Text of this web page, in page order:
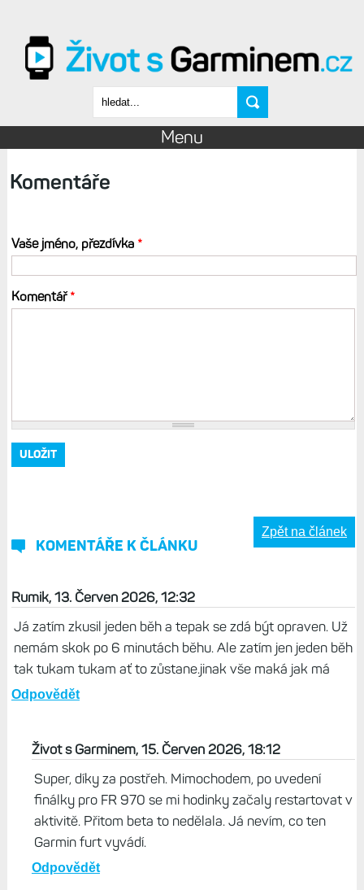
Vyhledávání
Menu
Komentáře
Vaše jméno, přezdívka *
Komentář*
KOMENTÁŘE K ČLÁNKU
Zpět na článek
Rumik, 13. Červen 2026, 12:32
Já zatím zkusil jeden běh a tepak se zdá být opraven. Už
nemám skok po 6 minutách běhu. Ale zatím jen jeden běh
tak tukam tukam ať to zůstane.jinak vše maká jak má
Odpovědět
Život s Garminem, 15. Červen 2026, 18:12
Super, díky za postřeh. Mimochodem, po uvedení
finálky pro FR 970 se mi hodinky začaly restartovat v
aktivitě. Přitom beta to nedělala. Já nevím, co ten
Garmin furt vyvádí.
Odpovědět